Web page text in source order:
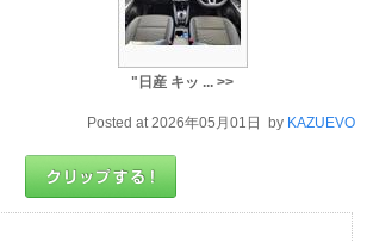
"日産 キッ ... >>
Posted at 2026年05月01日 by KAZUEVO